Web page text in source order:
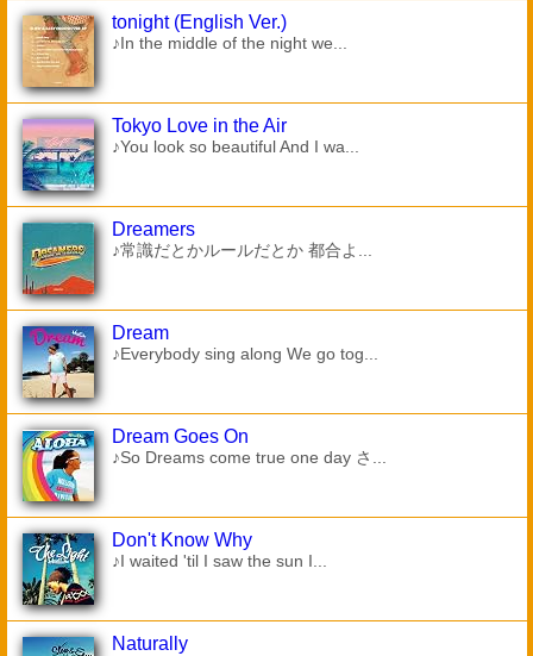
tonight (English Ver.)
♪In the middle of the night we...
Tokyo Love in the Air
♪You look so beautiful And I wa...
Dreamers
♪常識だとかルールだとか 都合よ...
Dream
♪Everybody sing along We go tog...
Dream Goes On
♪So Dreams come true one day さ...
Don't Know Why
♪I waited 'til I saw the sun I...
Naturally